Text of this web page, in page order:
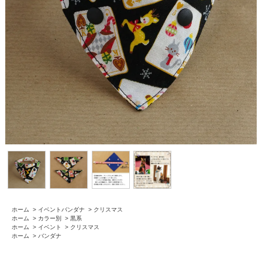
ホーム > イベントバンダナ > クリスマス
ホーム
> カラー別 > 黒系
ホーム
> イベント > クリスマス
ホーム
> バンダナ